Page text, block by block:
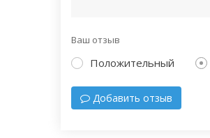
Ваш отзыв
Положительный
Добавить отзыв